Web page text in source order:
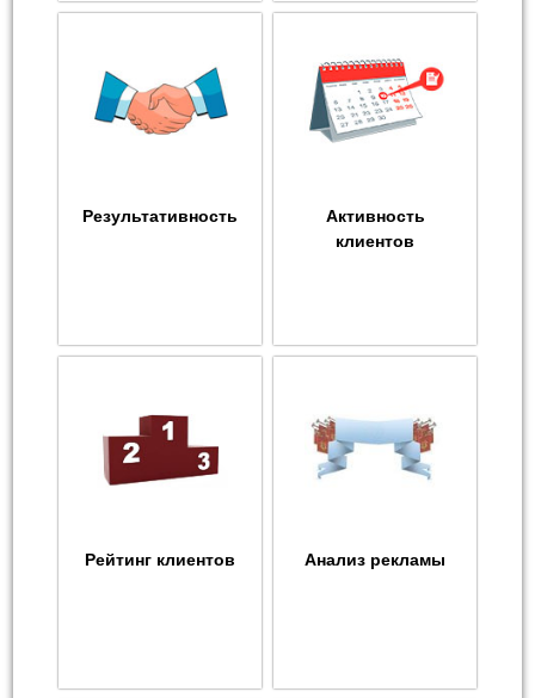
Результативность
Активность
клиентов
Рейтинг клиентов Анализ рекламы